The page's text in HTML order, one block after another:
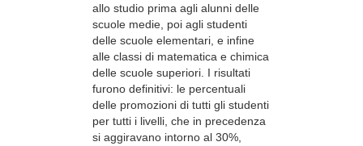
allo studio prima agli alunni delle
scuole medie, poi agli studenti
delle scuole elementari, e infine
alle classi di matematica e chimica
delle scuole superiori. I risultati
furono definitivi: le percentuali
delle promozioni di tutti gli studenti
per tutti i livelli, che in precedenza
si aggiravano intorno al 30%,